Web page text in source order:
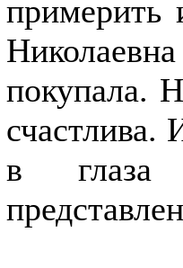
примерить
покупала.
счастлива.
в глаза